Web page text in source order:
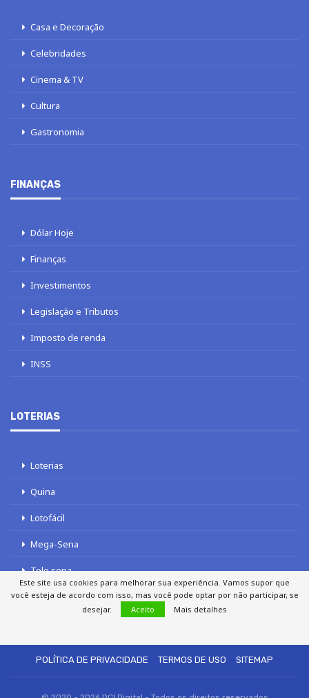
Casa e Decoração
Celebridades
Cinema & TV
Cultura
Gastronomia
FINANÇAS
Dólar Hoje
Finanças
Investimentos
Legislação e Tributos
Imposto de renda
INSS
LOTERIAS
Loterias
Quina
Lotofácil
Mega-Sena
Tele sena
POLÍTICA DE PRIVACIDADE
TERMOS DE USO SITEMAP
Este site usa cookies para melhorar sua experiência. Vamos supor que
você esteja de acordo com isso, mas você pode optar por não participar, se
desejar.
Aceito Mais detalhes